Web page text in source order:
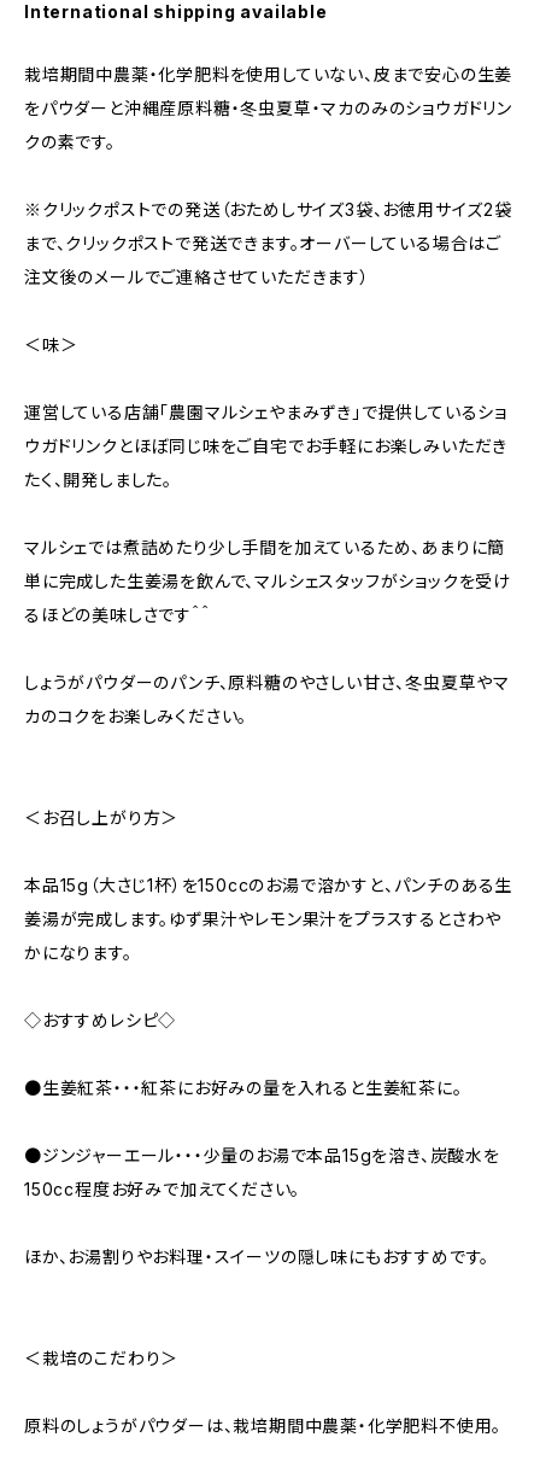
International shipping available
栽培期間中農薬・化学肥料を使用していない、皮まで安心の生姜
をパウダーと沖縄産原料糖・冬虫夏草・マカのみのショウガドリン
クの素です。
※クリックポストでの発送（おためしサイズ3袋、お徳用サイズ2袋
まで、クリックポストで発送できます。オーバーしている場合はご
注文後のメールでご連絡させていただきます）
＜味＞
運営している店舗「農園マルシェやまみずき」で提供しているショ
ウガドリンクとほぼ同じ味をご自宅でお手軽にお楽しみいただき
たく、開発しました。
マルシェでは煮詰めたり少し手間を加えているため、あまりに簡
単に完成した生姜湯を飲んで、マルシェスタッフがショックを受け
るほどの美味しさです＾＾
しょうがパウダーのパンチ、原料糖のやさしい甘さ、冬虫夏草やマ
カのコクをお楽しみください。
＜お召し上がり方＞
本品15g（大さじ1杯）を150ccのお湯で溶かすと、パンチのある生
姜湯が完成します。ゆず果汁やレモン果汁をプラスするとさわや
かになります。
◇おすすめレシピ◇
●生姜紅茶・・・紅茶にお好みの量を入れると生姜紅茶に。
●ジンジャーエール・・・少量のお湯で本品15gを溶き、炭酸水を
150cc程度お好みで加えてください。
ほか、お湯割りやお料理・スイーツの隠し味にもおすすめです。
＜栽培のこだわり＞
原料のしょうがパウダーは、栽培期間中農薬・化学肥料不使用。